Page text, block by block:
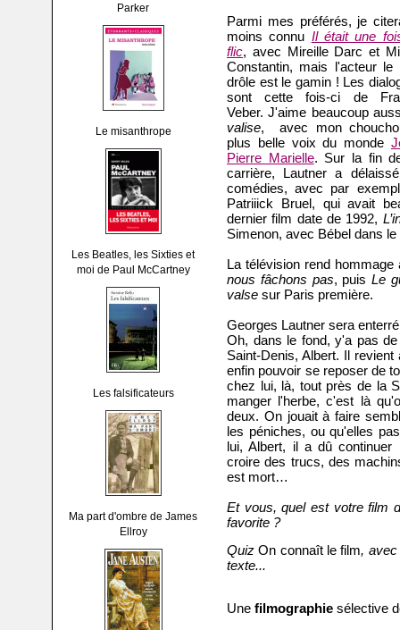
Parker
Le misanthrope
Les Beatles, les Sixties et
moi de Paul McCartney
Les falsificateurs
Ma part d'ombre de James
Ellroy
Parmi mes préférés, je
moins connu Il était une
flic, avec Mireille Darc et
Constantin, mais l'acteur le
drôle est le gamin ! Les
sont cette fois-ci de
Veber. J'aime beaucoup
valise, avec mon
plus belle voix du monde
Pierre Marielle. Sur la fin
carrière, Lautner a
comédies, avec par
Patriiick Bruel, qui avait
dernier film date de 1992,
Simenon, avec Bébel dans le
La télévision rend
nous fâchons pas, puis Le
valse sur Paris première.
Georges Lautner sera
Oh, dans le fond, y'a pas
Saint-Denis, Albert. Il
enfin pouvoir se reposer de
chez lui, là, tout près de la
manger l'herbe, c'est là
deux. On jouait à faire
les péniches, ou qu'elles
lui, Albert, il a dû continuer
croire des trucs, des
est mort…
Et vous, quel est votre film
favorite ?
QuizOn connaît le film, avec
texte...
Une filmographie sélective